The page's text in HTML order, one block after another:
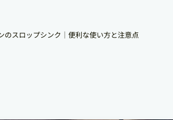
のスロップシンク│便利な使い方と注意点